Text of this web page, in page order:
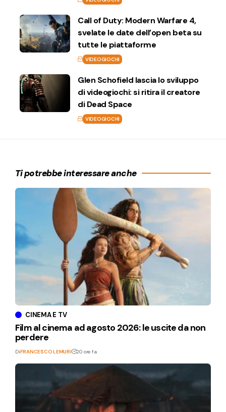
Call of Duty: Modern Warfare 4,
svelate le date dell’open beta su
tutte le piattaforme
VIDEOGIOCHI
Glen Schofield lascia lo sviluppo
di videogiochi: si ritira il creatore
di Dead Space
VIDEOGIOCHI
Ti potrebbe interessare anche
CINEMA E TV
Film al cinema ad agosto 2026: le uscite da non
perdere
DiFRANCESCO LEMURI 20 ore fa